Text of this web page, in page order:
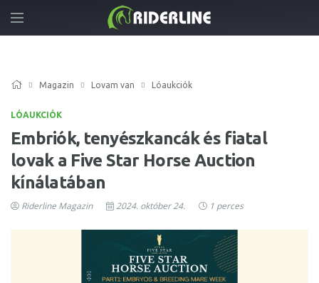
Magazin Lovam van Lóaukciók
LÓAUKCIÓK
Embriók, tenyészkancák és fiatal
lovak a Five Star Horse Auction
kínálatában
Riderline Magazin 2024. október 24. 1 perces